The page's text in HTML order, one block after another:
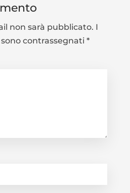
non sarà pubblicato. I
contrassegnati *